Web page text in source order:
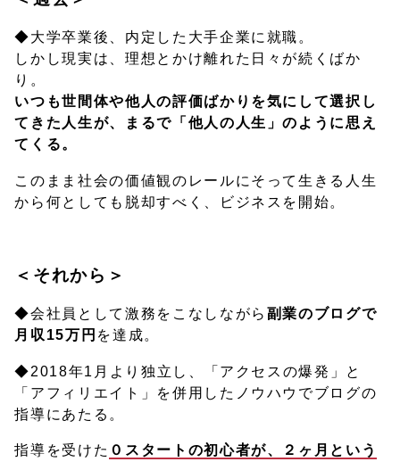
◆大学卒業後、内定した大手企業に就職。
しかし現実は、理想とかけ離れた日々が続くばか
り。
いつも世間体や他人の評価ばかりを気にして選択し
てきた人生が、まるで「他人の人生」のように思え
てくる。
このまま社会の価値観のレールにそって生きる人生
から何としても脱却すべく、ビジネスを開始。
＜それから＞
◆会社員として激務をこなしながら 副業のブログで
月収15万円 を達成。
◆2018年1月より独立し、「アクセスの爆発」と
「アフィリエイト」を併用したノウハウでブログの
指導にあたる。
指導を受けた ０スタートの初心者が、２ヶ月という